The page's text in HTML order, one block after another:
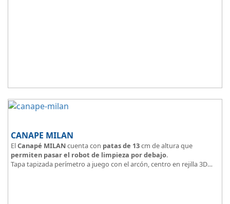
CANAPE MILAN
ElCanapé MILANcuenta con patas de 13cm de altura que
permiten pasar el robot de limpieza por debajo.
Tapa tapizada perímetro a juego con el arcón, centro en rejilla 3D